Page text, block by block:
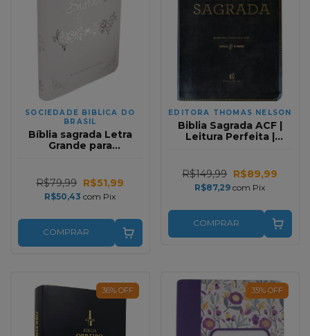
SOCIEDADE BIBLICA DO
BRASIL
Bíblia sagrada Letra
Grande para
R$79,99 R$51,99
R$50,43com Pix
COMPRAR
EDITORA THOMAS NELSON
Biblia Sagrada ACF |
Leitura Perfeita |
R$149,99 R$89,99
R$87,29com Pix
COMPRAR
36% OFF 35% OFF